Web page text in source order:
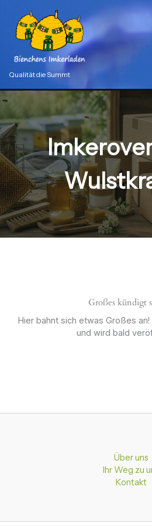
Inhalt
springen
Qualität die Summt
Großes kündigt
Hier bahnt sich etwas Großes
und wird bald
Über uns
Ihr Weg zu
Kontakt